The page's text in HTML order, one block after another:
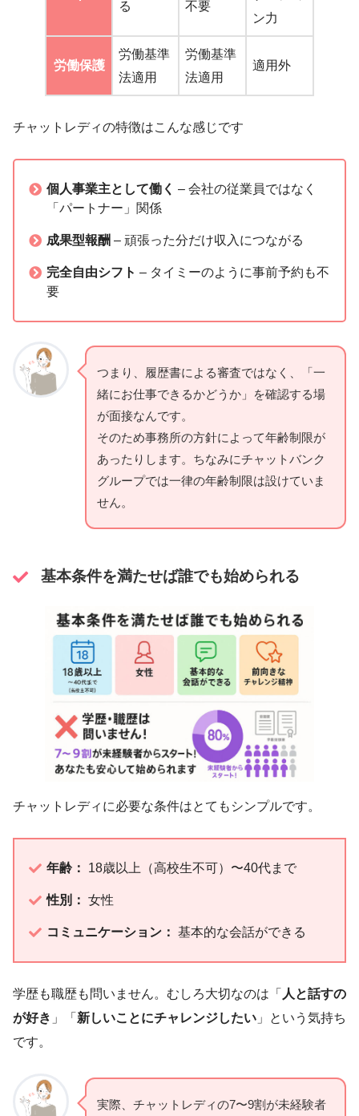
る
不要
ン力
労働保護
労働基準
法適用
労働基準
法適用
適用外
チャットレディの特徴はこんな感じです
個人事業主として働く – 会社の従業員ではなく
「パートナー」関係
成果型報酬 – 頑張った分だけ収入につながる
完全自由シフト – タイミーのように事前予約も不
要
つまり、履歴書による審査ではなく、「一
緒にお仕事できるかどうか」を確認する場
が面接なんです。
そのため事務所の方針によって年齢制限が
あったりします。ちなみにチャットバンク
グループでは一律の年齢制限は設けていま
せん。
基本条件を満たせば誰でも始められる
チャットレディに必要な条件はとてもシンプルです。
年齢： 18歳以上（高校生不可）〜40代まで
性別： 女性
コミュニケーション： 基本的な会話ができる
学歴も職歴も問いません。むしろ大切なのは「 人と話すの
が好き 」「 新しいことにチャレンジしたい 」という気持ち
です。
実際、チャットレディの7〜9割が未経験者